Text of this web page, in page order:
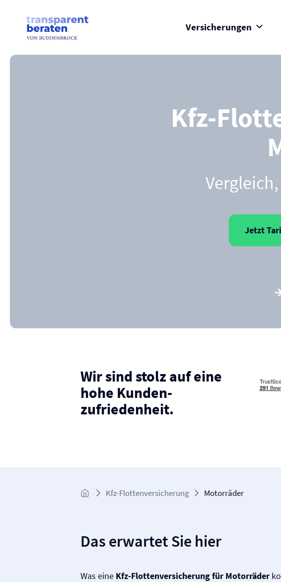
Versicherungen
content
Kfz-
Jetzt
Wir sind stolz auf eine
hohe Kunden­
zufriedenheit.
Kfz-Flotten­versicherung Motorräder
Das erwartet Sie hier
Was eine Kfz-Flotten­­versicherung für Motorräder